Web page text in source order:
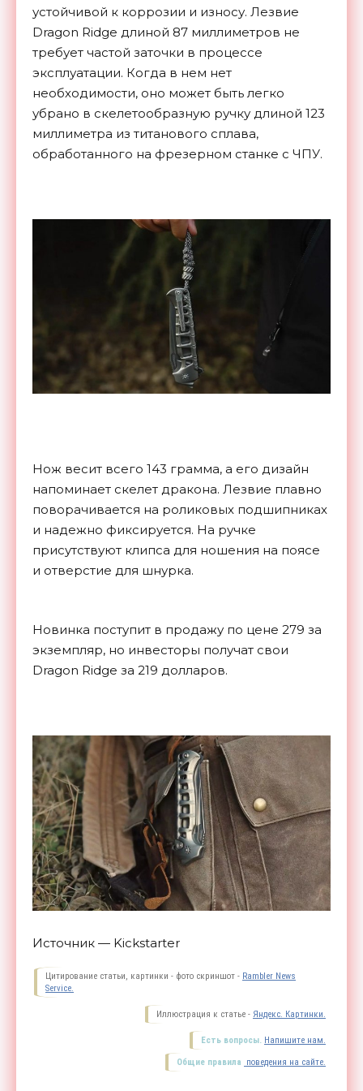
устойчивой к коррозии и износу. Лезвие
Dragon Ridge длиной 87 миллиметров не
требует частой заточки в процессе
эксплуатации. Когда в нем нет
необходимости, оно может быть легко
убрано в скелетообразную ручку длиной 123
миллиметра из титанового сплава,
обработанного на фрезерном станке с ЧПУ.
Нож весит всего 143 грамма, а его дизайн
напоминает скелет дракона. Лезвие плавно
поворачивается на роликовых подшипниках
и надежно фиксируется. На ручке
присутствуют клипса для ношения на поясе
и отверстие для шнурка.
Новинка поступит в продажу по цене 279 за
экземпляр, но инвесторы получат свои
Dragon Ridge за 219 долларов.
Источник — Kickstarter
Цитирование статьи, картинки - фото скриншот - Rambler News
Service.
Иллюстрация к статье - Яндекс. Картинки.
Есть вопросы. Напишите нам.
Общие правила поведения на сайте.